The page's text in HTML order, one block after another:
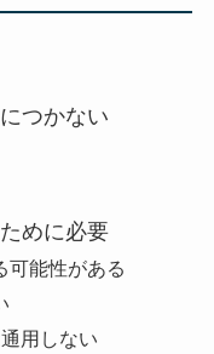
つかない
めに必要
可能性がある
用しない